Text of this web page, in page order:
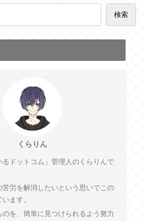
検索
くらりん
るドットコム」管理人のくらりんで
苦労を解消したいという思いでこの
ます。
のを、簡単に見つけられるよう努力